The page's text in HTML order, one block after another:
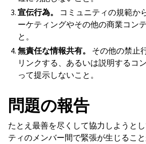
宣伝行為。
コミュニティの規範か
ーケティングやその他の商業コン
と。
無責任な情報共有。
その他の禁止
リンクする、あるいは説明するコ
って提示しないこと。
問題の報告
たとえ最善を尽くして協力しようと
ティのメンバー間で緊張が生じるこ